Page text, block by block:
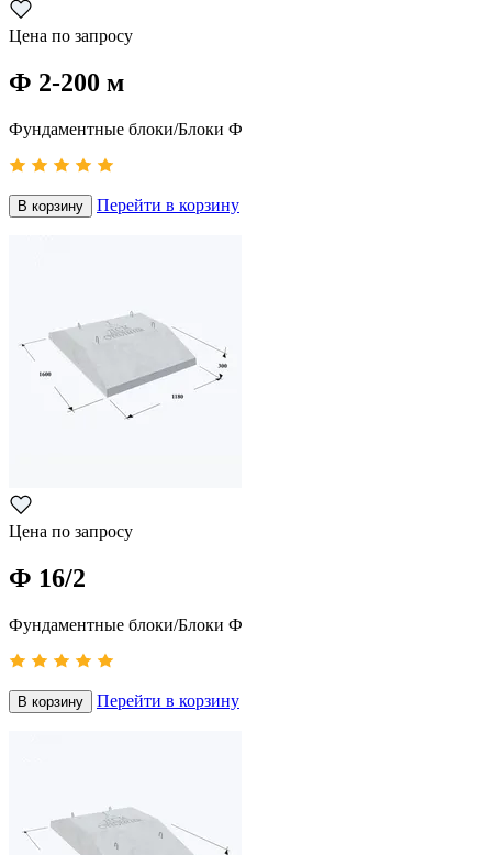
Цена по запросу
Ф 2-200 м
Фундаментные блоки/Блоки Ф
В корзину Перейти в корзину
Цена по запросу
Ф 16/2
Фундаментные блоки/Блоки Ф
В корзину Перейти в корзину